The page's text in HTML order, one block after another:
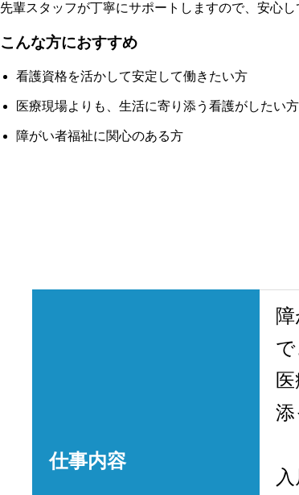
先輩スタッフが丁寧にサポートしますので、安心し
こんな方におすすめ
看護資格を活かして安定して働きたい方
医療現場よりも、生活に寄り添う看護がしたい方
障がい者福祉に関心のある方
仕事内容
添